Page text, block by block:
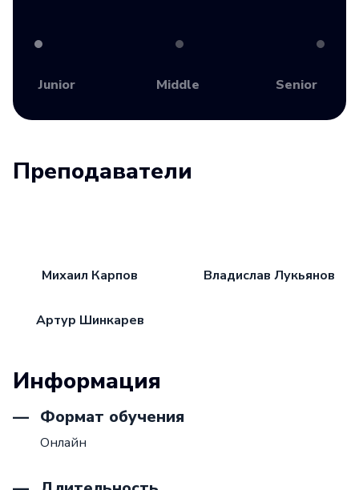
Junior Middle Senior
Преподаватели
Михаил Карпов Владислав Лукьянов
Артур Шинкарев
Информация
Формат обучения
Онлайн